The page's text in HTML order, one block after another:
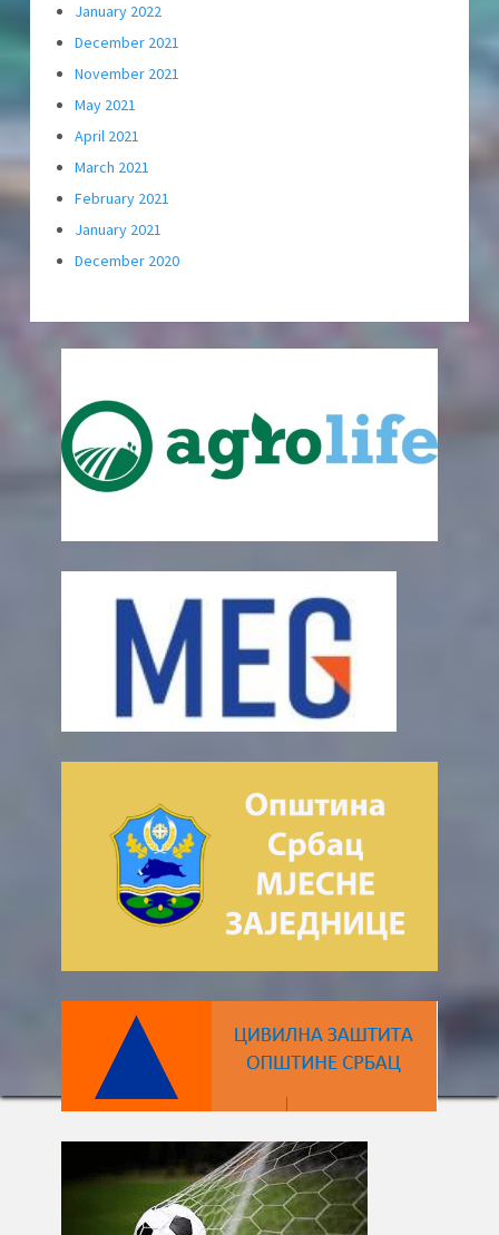
January 2022
December 2021
November 2021
May 2021
April 2021
March 2021
February 2021
January 2021
December 2020